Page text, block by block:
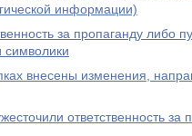
информации)
за пропаганду либо
символики
внесены изменения,
ответственность за